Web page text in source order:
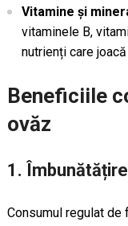
Vitamine și
vitaminele B,
nutrienți care
Beneficiile
ovăz
1.
Consumul regulat